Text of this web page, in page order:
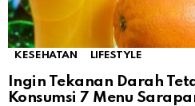
KESEHATAN LIFESTYLE
Ingin Tekanan Darah
Konsumsi 7 Menu